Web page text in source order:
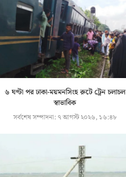
৬ ঘণ্টা পর ঢাকা-ময়মনসিংহ রুটে ট্রেন চলাচল
স্বাভাবিক
সর্বশেষ সম্পাদনা: ৭ আগস্ট ২০২৬, ১৬:৪৮